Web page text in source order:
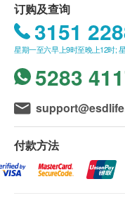
营养资料Nutrition
囊) Per Serving (12
能量/Energy: 10.93
蛋白质/Protein: 0.27
总脂肪/Total Fat:
碳水化合物/
糖/Sugar: 1.45克/g
钠/Sodium: 0.01克/g
钾/Potassium:
钙/Calcium: 26.41
(但车辆不能直
费。)
没有升降机之楼
层$30。
偏远地区如离岛
地区，将额外收
地区，再需视乎
账单总额未满
订单确认后将于
货。
订购及查询
3151
星期一至六早上9时至晚上12时;
5283
付款方法